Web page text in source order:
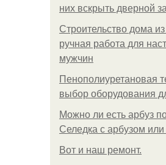
них вскрыть дверной
Строительство дома
ручная работа для
мужчин
Пенополиуретановая
выбор оборудования
Можно ли есть арбуз
Селедка с арбузом или
Boт и наш ремoнт.